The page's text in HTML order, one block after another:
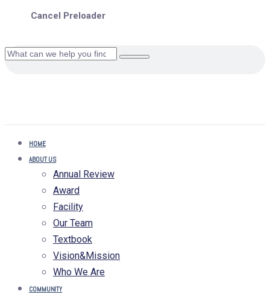
Cancel Preloader
HOME
ABOUT US
Annual Review
Award
Facility
Our Team
Textbook
Vision&Mission
Who We Are
COMMUNITY